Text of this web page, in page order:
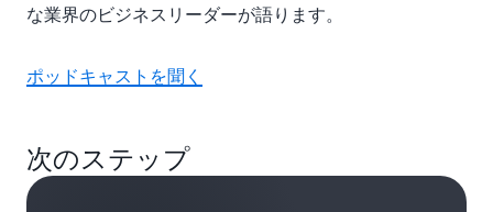
な業界のビジネスリーダーが語ります。
ポッドキャストを聞く
次のステップ